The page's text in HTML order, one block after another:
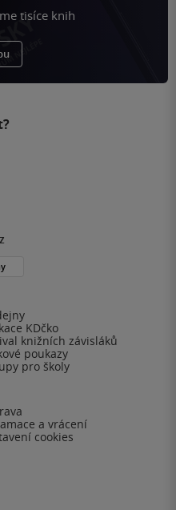
tisíce knih
KDčko
knižních závisláků
poukazy
pro školy
a vrácení
cookies